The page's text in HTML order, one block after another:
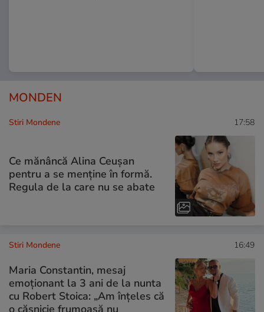
MONDEN
Stiri Mondene 17:58
Ce mănâncă Alina Ceușan
pentru a se menține în formă.
Regula de la care nu se abate
Stiri Mondene 16:49
Maria Constantin, mesaj
emoționant la 3 ani de la nunta
cu Robert Stoica: „Am înțeles că
o căsnicie frumoasă nu